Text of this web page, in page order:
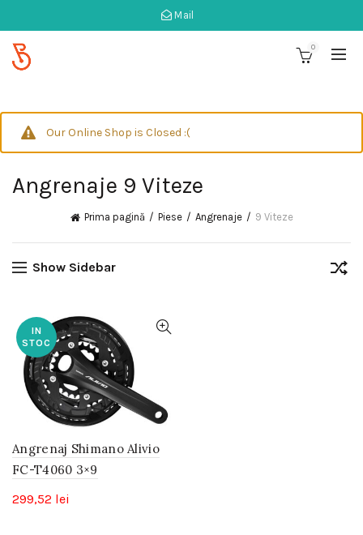
Mail
0
Our Online Shop is Closed :(
Angrenaje 9 Viteze
Prima pagină Piese Angrenaje 9 Viteze
Show Sidebar
IN
STOC
Angrenaj Shimano Alivio
FC-T4060 3×9
299,52 lei